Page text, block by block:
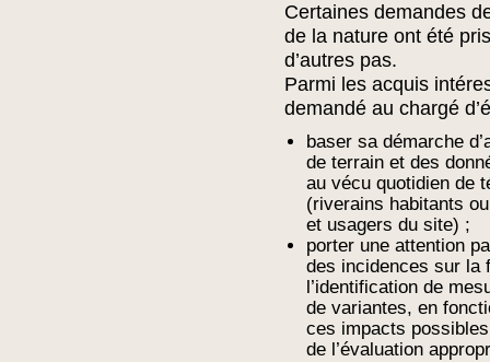
Certaines demandes
de la nature ont été
d’autres pas.
Parmi les acquis
demandé au chargé
baser sa démarche
de terrain et des
au vécu quotidien de
(riverains habitants
et usagers du site) ;
porter une attention
des incidences sur la
l’identification de
de variantes, en
ces impacts
de l’évaluation